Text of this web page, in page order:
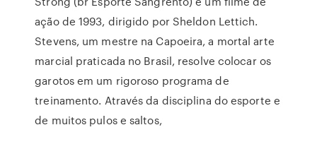
ação de 1993, dirigido por Sheldon Lettich.
Stevens, um mestre na Capoeira, a mortal arte
marcial praticada no Brasil, resolve colocar os
garotos em um rigoroso programa de
treinamento. Através da disciplina do esporte e
de muitos pulos e saltos,